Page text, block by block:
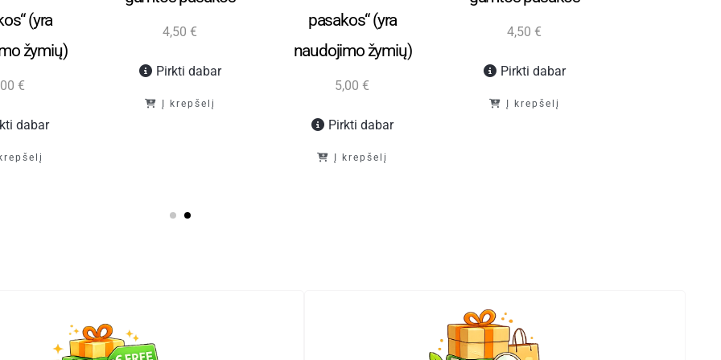
(yra
žymių)
€
dabar
4,50€
Pirkti dabar
Į krepšelį
pasakos“ (yra
naudojimo žymių)
5,00€
Pirkti dabar
Į krepšelį
4,50€
Pirkti dabar
Į krepšelį